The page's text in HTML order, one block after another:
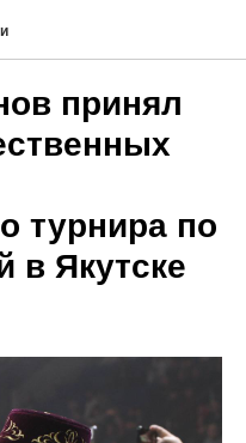
принял
турнира по
в Якутске